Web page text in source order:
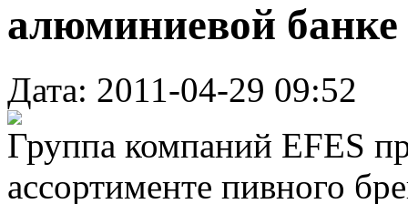
алюминиевой банке
Дата: 2011-04-29 09:52
Группа компаний EFES
ассортименте пивного